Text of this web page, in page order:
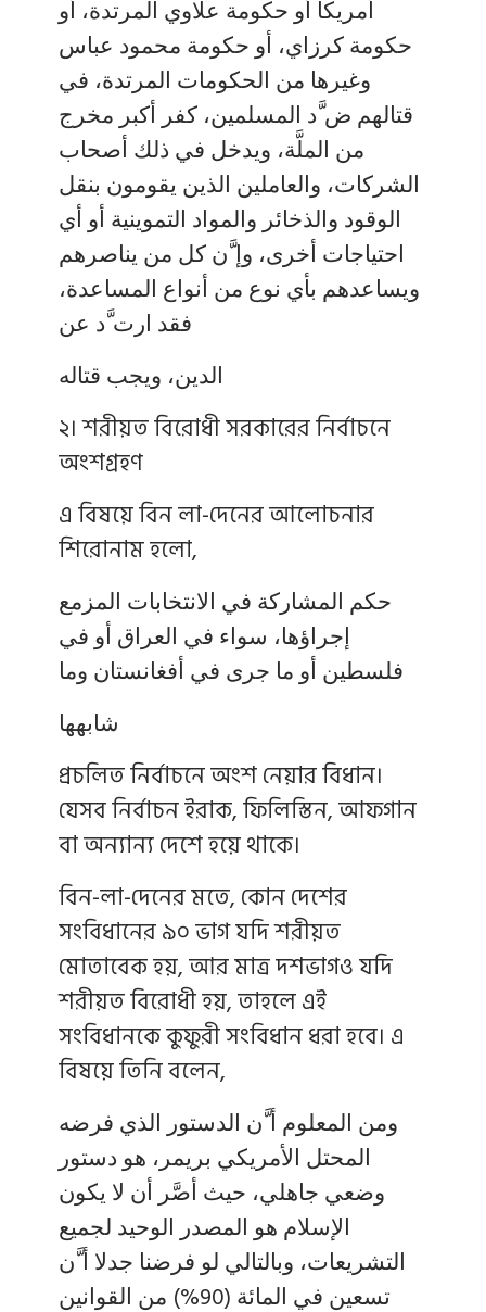
أمريكا أو حكومة علاوي المرتدة، أو
حكومة كرزاي، أو حكومة محمود عباس
وغيرها من الحكومات المرتدة، في
قتالهم ض َّد المسلمين، كفر أكبر مخرج
من الملَّة، ويدخل في ذلك أصحاب
الشركات، والعاملين الذين يقومون بنقل
الوقود والذخائر والمواد التموينية أو أي
احتياجات أخرى، وإ َّن كل من يناصرهم
ويساعدهم بأي نوع من أنواع المساعدة،
فقد ارت َّد عن
الدين، ويجب قتاله
২। শরীয়ত বিরোধী সরকারের নির্বাচনে
অংশগ্রহণ
এ বিষয়ে বিন লা-দেনের আলোচনার
শিরোনাম হলো,
حكم المشاركة في الانتخابات المزمع
إجراؤها، سواء في العراق أو في
فلسطين أو ما جرى في أفغانستان وما
شابهها
প্রচলিত নির্বাচনে অংশ নেয়ার বিধান।
যেসব নির্বাচন ইরাক, ফিলিস্তিন, আফগান
বা অন্যান্য দেশে হয়ে থাকে।
বিন-লা-দেনের মতে, কোন দেশের
সংবিধানের ৯০ ভাগ যদি শরীয়ত
মোতাবেক হয়, আর মাত্র দশভাগও যদি
শরীয়ত বিরোধী হয়, তাহলে এই
সংবিধানকে কুফুরী সংবিধান ধরা হবে। এ
বিষয়ে তিনি বলেন,
ومن المعلوم أ َّن الدستور الذي فرضه
المحتل الأمريكي بريمر، هو دستور
وضعي جاهلي، حيث أصَّر أن لا يكون
الإسلام هو المصدر الوحيد لجميع
التشريعات، وبالتالي لو فرضنا جدلا أ َّن
تسعين في المائة (90%) من القوانين